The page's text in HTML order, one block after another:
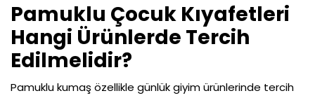
Pamuklu Çocuk Kıyafetleri
Hangi Ürünlerde Tercih
Edilmelidir?
Pamuklu kumaş özellikle günlük giyim ürünlerinde tercih